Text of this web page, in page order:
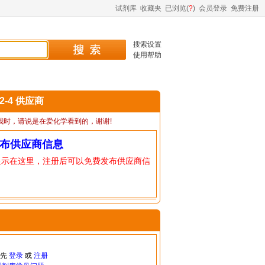
试剂库 收藏夹 已浏览(?) 会员登录 免费注册
搜索设置
使用帮助
4 供应商
时，请说是在爱化学看到的，谢谢!
供应商信息
在这里，注册后可以免费发布供应商信
登录或 注册